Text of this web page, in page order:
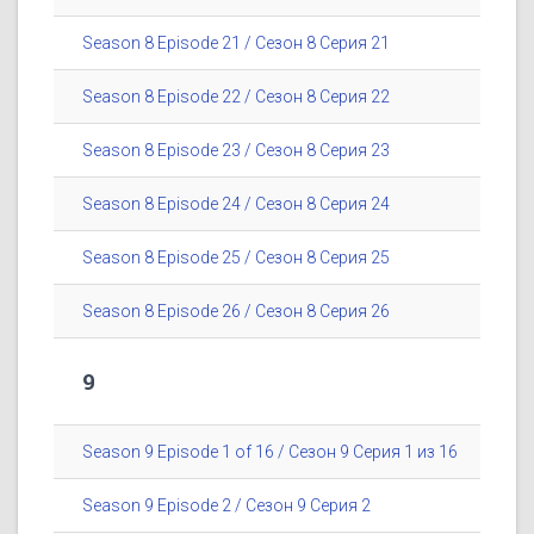
Season 8 Episode 21 / Сезон 8 Серия 21
Season 8 Episode 22 / Сезон 8 Серия 22
Season 8 Episode 23 / Сезон 8 Серия 23
Season 8 Episode 24 / Сезон 8 Серия 24
Season 8 Episode 25 / Сезон 8 Серия 25
Season 8 Episode 26 / Сезон 8 Серия 26
9
Season 9 Episode 1 of 16 / Сезон 9 Серия 1 из 16
Season 9 Episode 2 / Сезон 9 Серия 2